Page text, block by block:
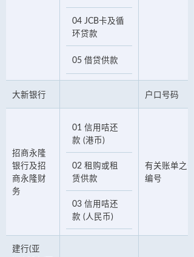
04 JCB卡及循
环贷款
05 借贷供款
大新银行 户口号码
招商永隆
银行及招
商永隆财
务
01 信用咭还
款 (港币)
02 租购或租
赁供款
03 信用咭还
款 (人民币)
有关账单之
编号
建行(亚